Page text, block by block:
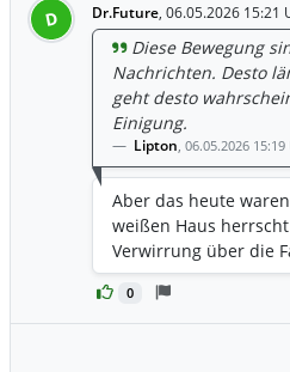
D Dr.Future, 06.05.2026 15:21
0
Diese Bewegung
Nachrichten. Desto
geht desto
Einigung.
Lipton, 06.05.2026 15:19
Aber das heute
weißen Haus
Verwirrung über die